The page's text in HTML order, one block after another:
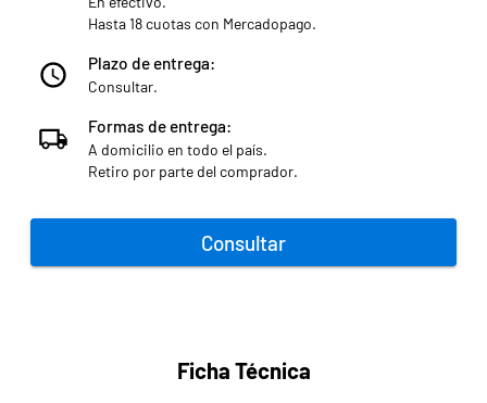
Hasta 18 cuotas con Mercadopago.
Plazo de entrega:
Consultar.
Formas de entrega:
A domicilio en todo el país.
Retiro por parte del comprador.
Consultar
Ficha Técnica